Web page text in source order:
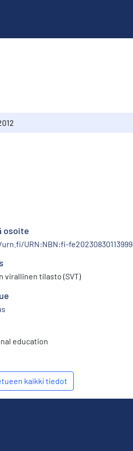
osoite
URN:NBN:fi-fe20230830113999
virallinen tilasto (SVT)
education
kaikki tiedot